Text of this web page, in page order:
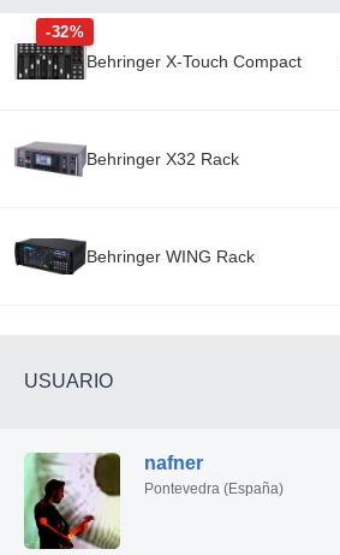
-32%
Behringer X-Touch Compact
Behringer X32 Rack
Behringer WING Rack
USUARIO
nafner
Pontevedra (España)